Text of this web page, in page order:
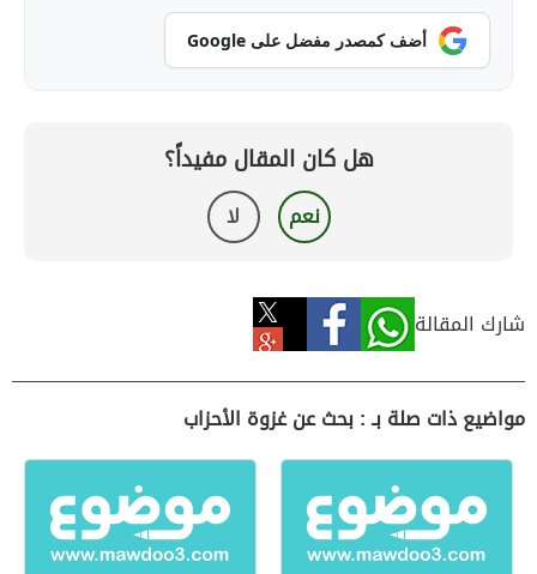
أضف كمصدر مفضل على Google
هل كان المقال مفيداً؟
نعم لا
شارك المقالة
مواضيع ذات صلة بـ : بحث عن غزوة الأحزاب